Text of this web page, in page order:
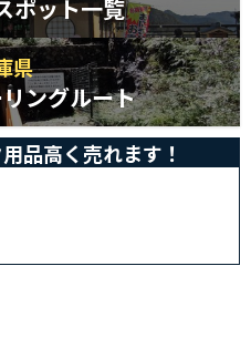
ポット一覧
県
ングルート
品高く売れます！